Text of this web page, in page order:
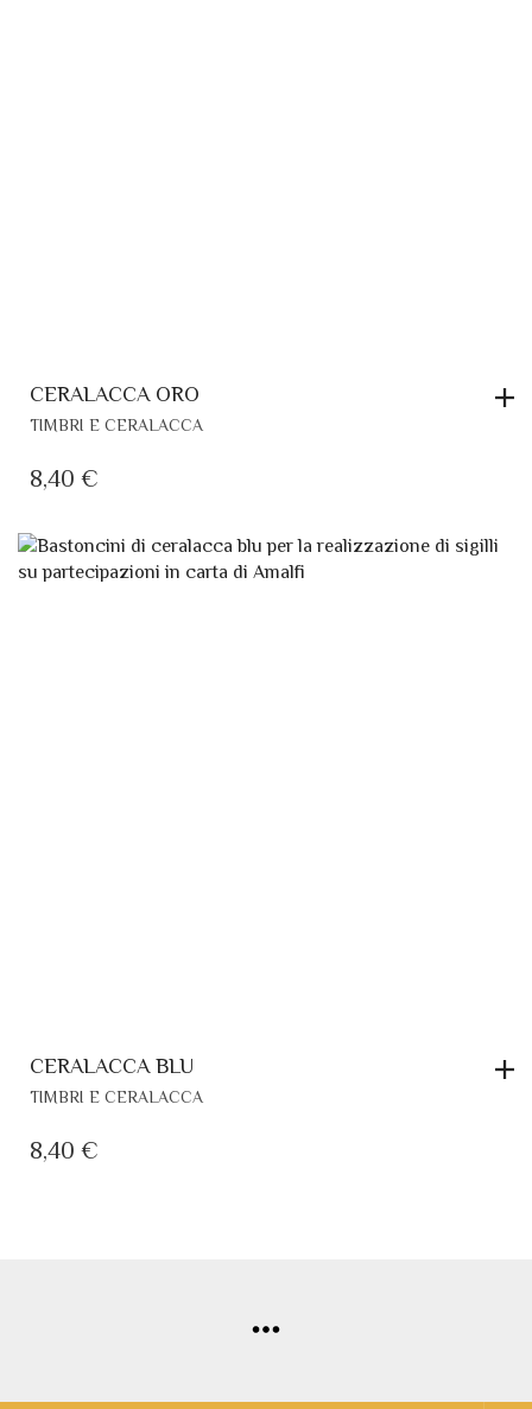
CERALACCA ORO
TIMBRI E CERALACCA
8,40 €
CERALACCA BLU
TIMBRI E CERALACCA
8,40 €